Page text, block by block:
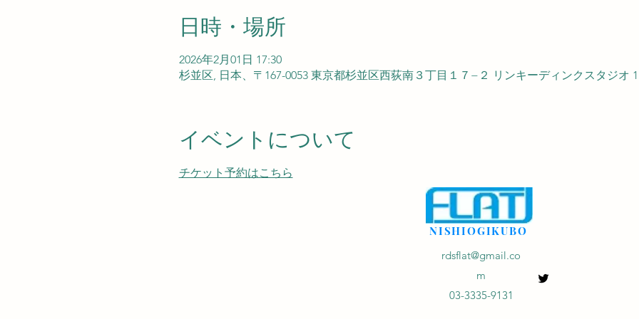
日時・場所
2026年2月01日 17:30
杉並区, 日本、〒167-0053 東京都杉並区西荻南３丁目１７−２ リンキーディンクスタジオ
イベントについて
チケット予約はこちら
rdsflat@gmail.co
m
03-3335-9131
NISHIOGIKUBO